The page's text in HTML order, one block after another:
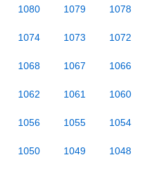
1080 1079 1078
1074 1073 1072
1068 1067 1066
1062 1061 1060
1056 1055 1054
1050 1049 1048